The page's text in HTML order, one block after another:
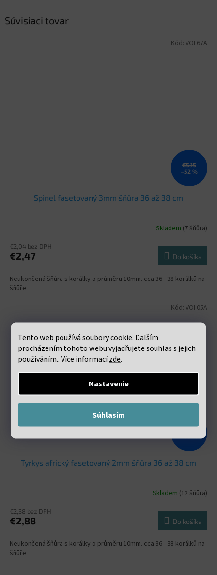
Tento web používá soubory cookie. Dalším
procházením tohoto webu vyjadřujete souhlas s jejich
používáním.. Více informacízde.
Nastavenie
Súhlasím
Súvisiaci tovar
€5,15
–52 %
Spinel fasetovaný 3mm šňůra 36 až 38 cm
Skladem (7 šňůra)
€2,04 bez DPH
€2,47 Do košíka
Neukončená šňůra s korálky o průměru 10mm. cca 36 - 38 korálků na
šňůře
Kód: VOI 67A
Tyrkys africký fasetovaný 2mm šňůra 36 až 38 cm
Skladem (12 šňůra)
€2,38 bez DPH
€2,88 Do košíka
Neukončená šňůra s korálky o průměru 10mm. cca 36 - 38 korálků na
šňůře
Kód: VOI 05A